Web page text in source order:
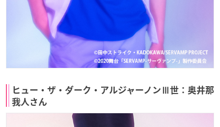
ヒュー・ザ・ダーク・アルジャーノンⅢ世：奥井那
我人さん